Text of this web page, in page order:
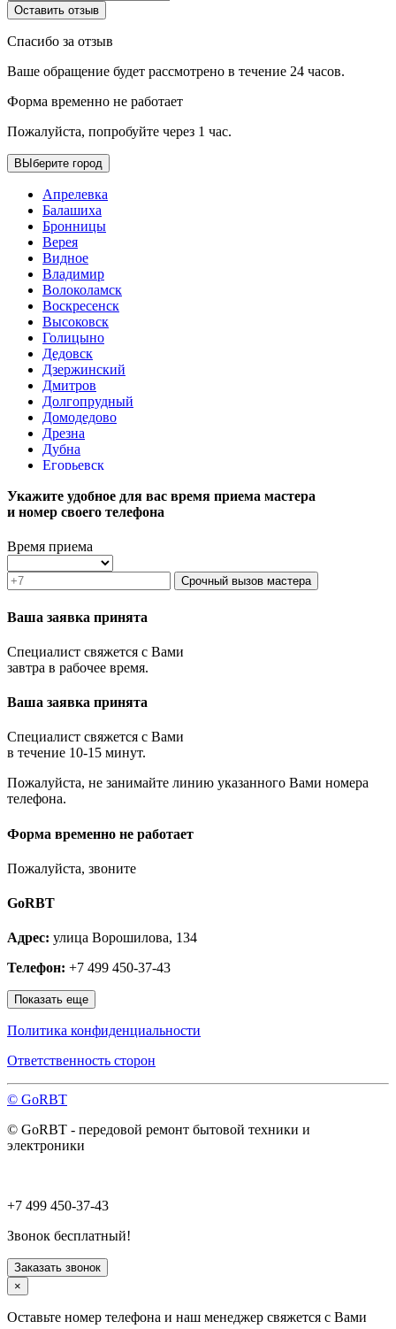
Оставить отзыв
Спасибо за отзыв
Ваше обращение будет рассмотрено в течение 24 часов.
Форма временно не работает
Пожалуйста, попробуйте через 1 час.
ВЫберите город
Апрелевка
Балашиха
Бронницы
Верея
Видное
Владимир
Волоколамск
Воскресенск
Высоковск
Голицыно
Дедовск
Дзержинский
Дмитров
Долгопрудный
Домодедово
Дрезна
Дубна
Егорьевск
Жуковский
Зарайск
Зеленоград
Ивантеевка
Истра
Кашира
Клин
Королёв
Котельники
Красногорск
Краснознаменск
Кубинка
Ликино-Дулёво
Лобня
Луховицы
Люберцы
Малаховка
Можайск
Москва и МО
Наро-Фоминск
Ногинск
Одинцово
Ожерелье
Орехово-Зуево
Пересвет
Подольск
Протвино
Пущино
Раменское
Руза
Сергиев Посад
Серпухов
Солнечногорск
Старая Купавна
Ступино
Фрязино
Укажите удобное для вас время приема мастера
и номер своего телефона
Время приема
Срочный вызов мастера
Ваша заявка принята
Специалист свяжется с Вами
завтра в рабочее время.
Ваша заявка принята
Специалист свяжется с Вами
в течение 10-15 минут.
Пожалуйста, не занимайте линию указанного Вами номера
телефона.
Форма временно не работает
Пожалуйста, звоните
GoRBT
Адрес: улица Ворошилова, 134
Телефон: +7 499 450-37-43
Показать еще
Политика конфиденциальности
Ответственность сторон
© GoRBT
© GoRBT - передовой ремонт бытовой техники и
электроники
+7 499 450-37-43
Звонок бесплатный!
Заказать звонок
×
Оставьте номер телефона и наш менеджер свяжется с Вами